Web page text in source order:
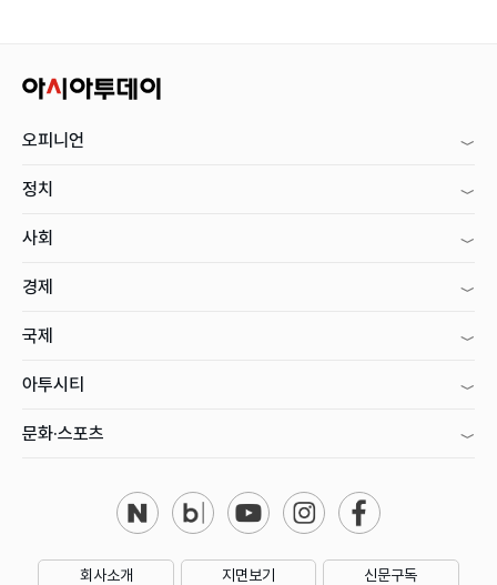
오피니언
정치
사회
경제
국제
아투시티
문화·스포츠
회사소개 지면보기 신문구독